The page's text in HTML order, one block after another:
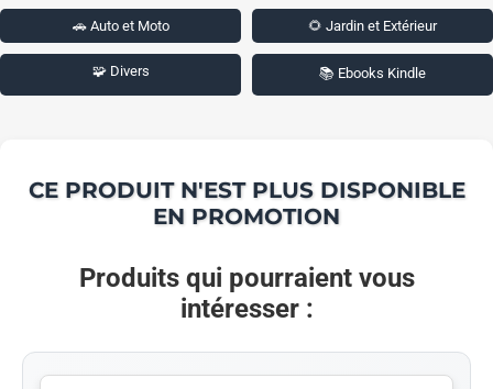
🚗 Auto et Moto 🌻 Jardin et Extérieur
🧩 Divers 📚 Ebooks Kindle
CE PRODUIT N'EST PLUS DISPONIBLE
EN PROMOTION
Produits qui pourraient vous
intéresser :